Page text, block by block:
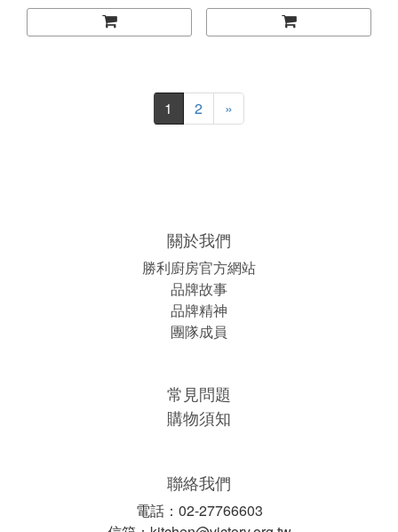
1 2 »
關於我們
勝利廚房官方網站
品牌故事
品牌精神
團隊成員
常見問題
購物須知
聯絡我們
電話：02-27766603